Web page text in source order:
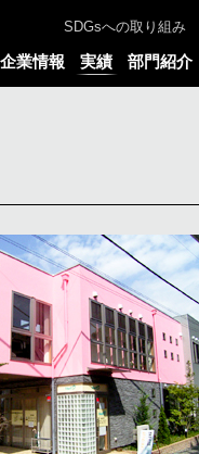
SDGsへの取り組み
企業情報 実績 部門紹介